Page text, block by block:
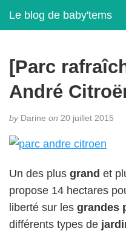
Le blog de baby'tems
[Parc
André
byDarine on 20 juillet 2015
Un des plus grand et
propose 14 hectares
liberté sur les grandes
différents types de